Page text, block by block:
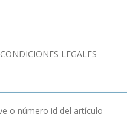
CONDICIONES LEGALES